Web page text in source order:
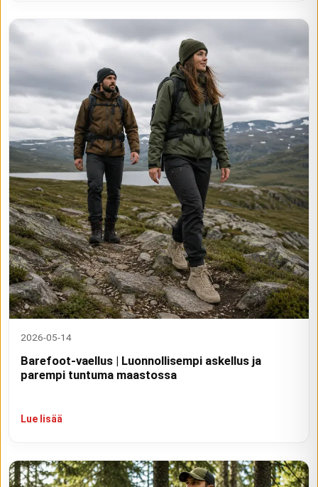
2026-05-14
Barefoot-vaellus | Luonnollisempi askellus ja
parempi tuntuma maastossa
Lue lisää